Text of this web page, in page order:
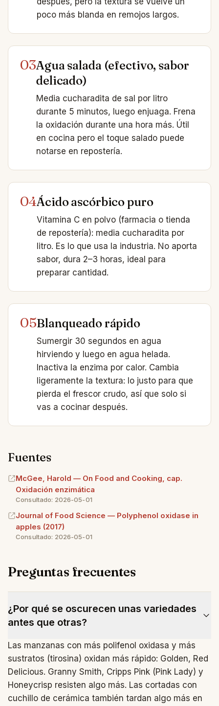
poco más blanda en remojos largos.
03Agua salada (efectivo, sabor
delicado)
Media cucharadita de sal por litro
durante 5 minutos, luego enjuaga. Frena
la oxidación durante una hora más. Útil
en cocina pero el toque salado puede
notarse en repostería.
04Ácido ascórbico puro
Vitamina C en polvo (farmacia o tienda
de repostería): media cucharadita por
litro. Es lo que usa la industria. No aporta
sabor, dura 2–3 horas, ideal para
preparar cantidad.
05Blanqueado rápido
Sumergir 30 segundos en agua
hirviendo y luego en agua helada.
Inactiva la enzima por calor. Cambia
ligeramente la textura: lo justo para que
pierda el frescor crudo, así que solo si
vas a cocinar después.
Fuentes
McGee, Harold — On Food and Cooking, cap.
Oxidación enzimática
Consultado: 2026-05-01
Journal of Food Science — Polyphenol oxidase in
apples (2017)
Consultado: 2026-05-01
Preguntas frecuentes
¿Por qué se oscurecen unas variedades
antes que otras?
Las manzanas con más polifenol oxidasa y más
sustratos (tirosina) oxidan más rápido: Golden, Red
Delicious. Granny Smith, Cripps Pink (Pink Lady) y
Honeycrisp resisten algo más. Las cortadas con
cuchillo de cerámica también tardan algo más en